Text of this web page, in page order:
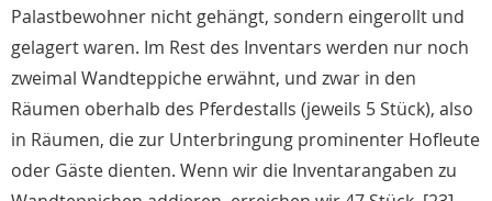
Palastbewohner nicht gehängt, sondern eingerollt und
gelagert waren. Im Rest des Inventars werden nur noch
zweimal Wandteppiche erwähnt, und zwar in den
Räumen oberhalb des Pferdestalls (jeweils 5 Stück), also
in Räumen, die zur Unterbringung prominenter Hofleute
oder Gäste dienten. Wenn wir die Inventarangaben zu